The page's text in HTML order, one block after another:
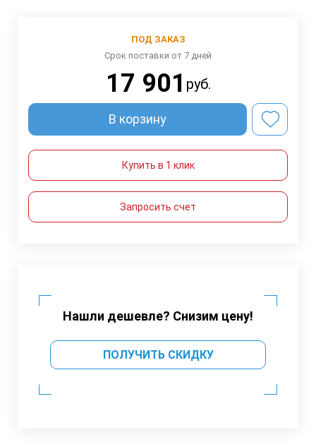
ПОД ЗАКАЗ
Срок поставки от 7 дней
17 901 руб.
В корзину
Купить в 1 клик
Запросить счет
Нашли дешевле? Снизим цену!
ПОЛУЧИТЬ СКИДКУ